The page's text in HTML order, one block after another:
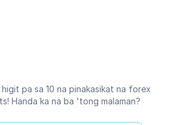
higit pa sa 10 na pinakasikat na forex
Handa ka na ba 'tong malaman?